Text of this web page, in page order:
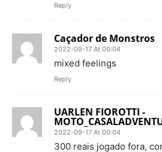
Reply
Caçador de Monstros
2022-09-17 At 00:04
mixed feelings
Reply
UARLEN FIOROTTI -
2022-09-17 At 00:04
300 reais jogado fora,